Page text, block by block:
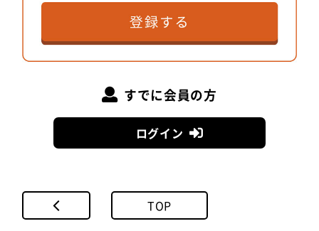
すでに会員の方
ログイン
TOP